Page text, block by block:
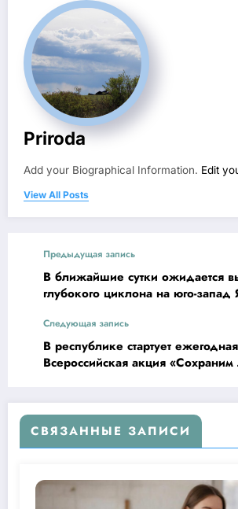
Priroda
Add your Biographical Information. Edit
View All Posts
Предыдущая запись
В ближайшие сутки ожидается
глубокого циклона на юго-запад
Следующая запись
В республике стартует ежегодная
Всероссийская акция «Сохраним
СВЯЗАННЫЕ ЗАПИСИ